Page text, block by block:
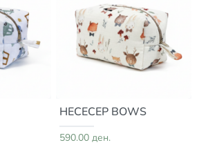
НЕСЕСЕР BOWS
590.00 ден.